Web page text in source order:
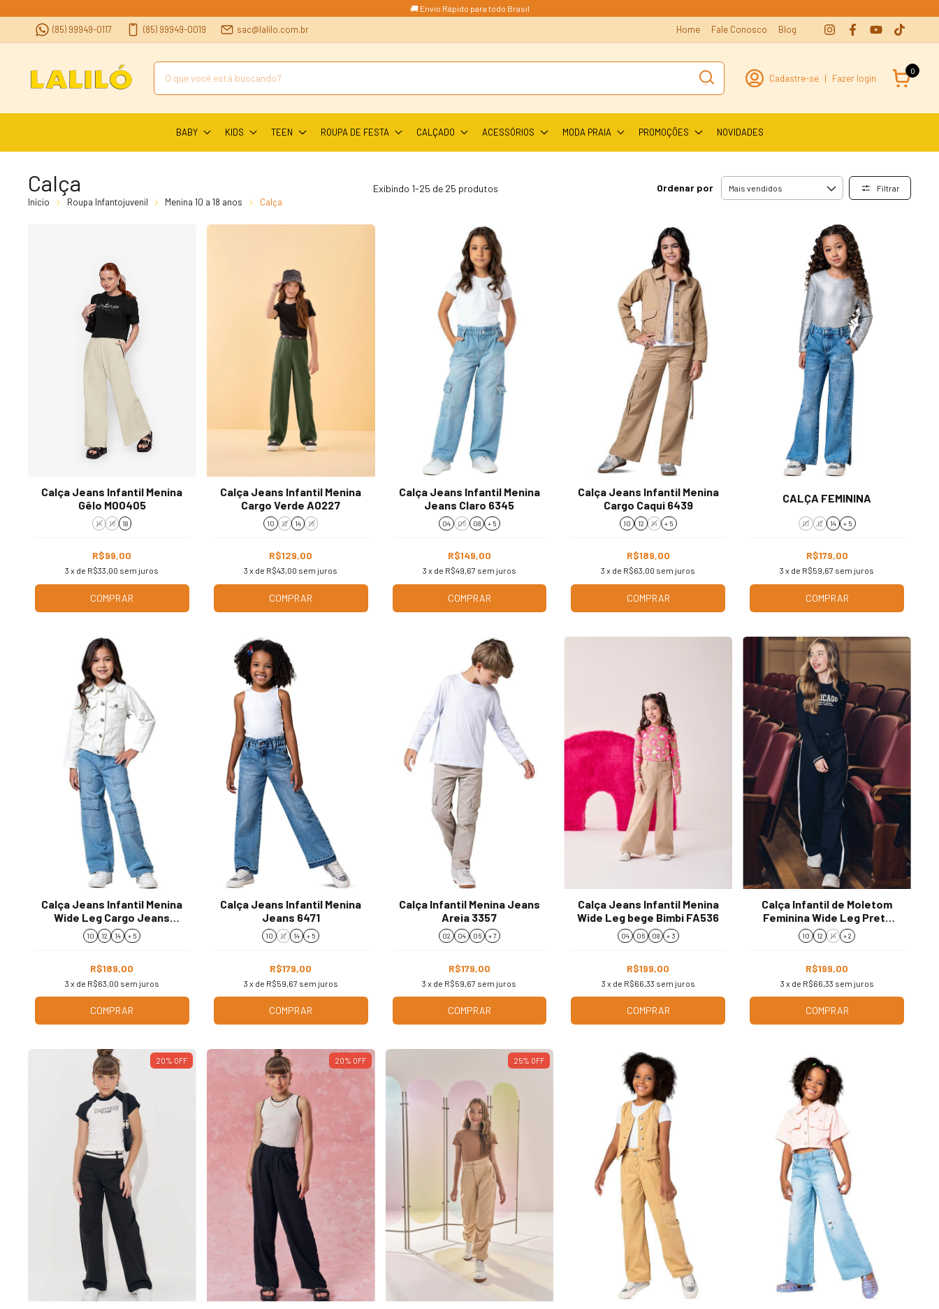
🚚 Envio Rápido para todo Brasil
(85) 99949-0117 (85) 99949-0019 sac@lalilo.com.br Home Fale Conosco Blog
Cadastre-se | Fazer login
0
BABY KIDS TEEN ROUPA DE FESTA CALÇADO ACESSÓRIOS MODA PRAIA PROMOÇÕES NOVIDADES
Calça
Início Roupa Infantojuvenil Menina 10 a 18 anos Calça
Exibindo 1-25 de 25 produtos Ordenar por Filtrar
Calça Jeans Infantil Menina
Gêlo M00405
14 16 18
R$99,00
3 x de R$33,00 sem juros
COMPRAR
Calça Jeans Infantil Menina
Cargo Verde A0227
10 12 14 16
R$129,00
3 x de R$43,00 sem juros
COMPRAR
Calça Jeans Infantil Menina
Jeans Claro 6345
04 06 08 + 5
R$149,00
3 x de R$49,67 sem juros
COMPRAR
Calça Jeans Infantil Menina
Cargo Caqui 6439
10 12 14 + 5
R$189,00
3 x de R$63,00 sem juros
COMPRAR
CALÇA FEMININA
10 12 14 + 5
R$179,00
3 x de R$59,67 sem juros
COMPRAR
Calça Jeans Infantil Menina
Wide Leg Cargo Jeans
Claro 6465
10 12 14 + 5
R$189,00
3 x de R$63,00 sem juros
COMPRAR
Calça Jeans Infantil Menina
Jeans 6471
10 12 14 + 5
R$179,00
3 x de R$59,67 sem juros
COMPRAR
Calça Infantil Menina Jeans
Areia 3357
02 04 06 + 7
R$179,00
3 x de R$59,67 sem juros
COMPRAR
Calça Jeans Infantil Menina
Wide Leg bege Bimbi FA536
04 06 08 + 3
R$199,00
3 x de R$66,33 sem juros
COMPRAR
Calça Infantil de Moletom
Feminina Wide Leg Preta
90443
10 12 14 + 2
R$199,00
3 x de R$66,33 sem juros
COMPRAR
20% OFF 20% OFF 25% OFF